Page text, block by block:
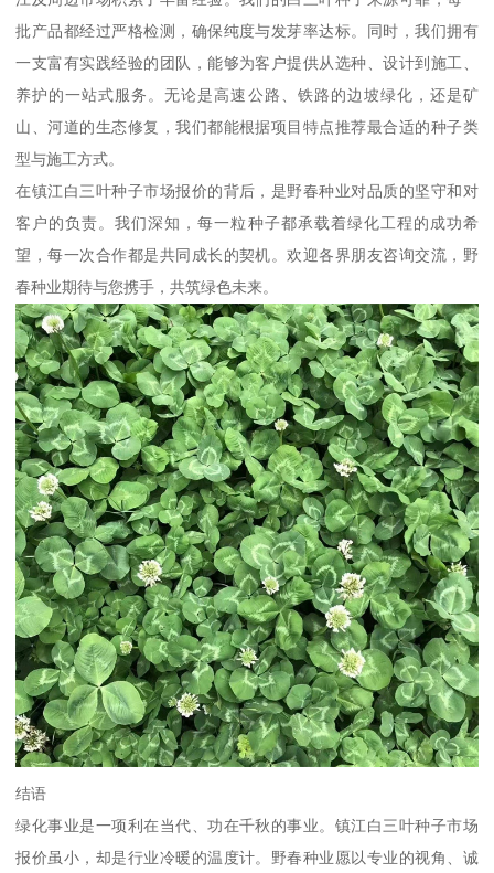
批产品都经过严格检测，确保纯度与发芽率达标。同时，我们拥有
一支富有实践经验的团队，能够为客户提供从选种、设计到施工、
养护的一站式服务。无论是高速公路、铁路的边坡绿化，还是矿
山、河道的生态修复，我们都能根据项目特点推荐最合适的种子类
型与施工方式。
在镇江白三叶种子市场报价的背后，是野春种业对品质的坚守和对
客户的负责。我们深知，每一粒种子都承载着绿化工程的成功希
望，每一次合作都是共同成长的契机。欢迎各界朋友咨询交流，野
春种业期待与您携手，共筑绿色未来。
结语
绿化事业是一项利在当代、功在千秋的事业。镇江白三叶种子市场
报价虽小，却是行业冷暖的温度计。野春种业愿以专业的视角、诚